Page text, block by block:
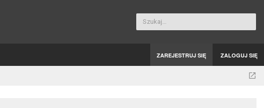
Szukaj…
ZAREJESTRUJ SIĘ ZALOGUJ SIĘ